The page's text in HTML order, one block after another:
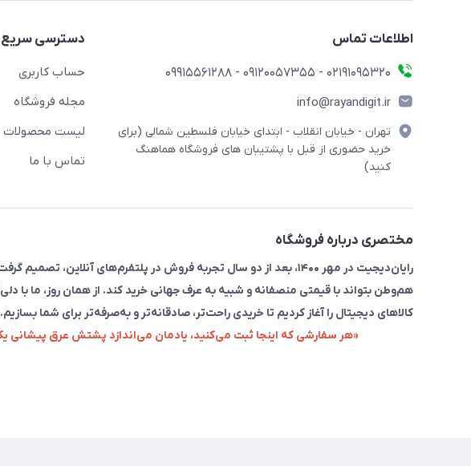
اطلاعات تماس
۰۲۱91095320 - 09120057355 - 09915561288
info@rayandigit.ir
تهران - خیابان انقلاب - ابتدای خیابان فلسطین شمالی (برای
خرید حضوری از قبل با پشتیبان های فروشگاه هماهنگ
کنید)
دسترسی سریع
حساب کاربری
مجله فروشگاه
لیست محصولات
تماس با ما
مختصری درباره فروشگاه
رایان‌دیجیت در مهر ۱۴۰۰، بعد از دو سال تجربه فروش در پلتفرم‌های
هم‌وطن بتواند با قیمتی منصفانه و شبیه به عرف جهانی خرید کند. از همان روز، ما
کالاهای دیجیتال را آغاز کردیم تا خریدی راحت‌تر، صادقانه‌تر و به‌صرفه‌تر برای شما بسازیم.
«هر سفارشی که اینجا ثبت می‌کنید، یادمان می‌اندازد پشتش عرق پیشانی